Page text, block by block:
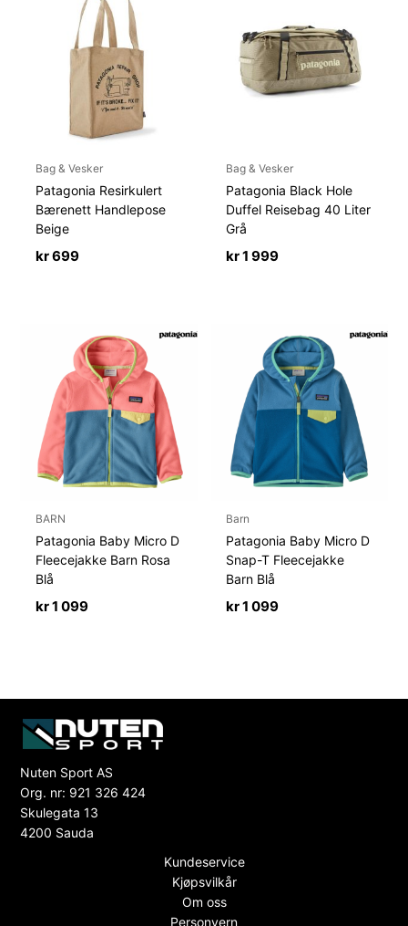
Bag & Vesker
Patagonia Resirkulert
Bærenett Handlepose
Beige
kr699
Bag & Vesker
Patagonia Black Hole
Duffel Reisebag 40 Liter
Grå
kr1 999
BARN
Patagonia Baby Micro D
Fleecejakke Barn Rosa
Blå
kr1 099
Barn
Patagonia Baby Micro D
Snap-T Fleecejakke
Barn Blå
kr1 099
Nuten Sport AS
Org. nr: 921 326 424
Skulegata 13
4200 Sauda
Kundeservice
Kjøpsvilkår
Om oss
Personvern